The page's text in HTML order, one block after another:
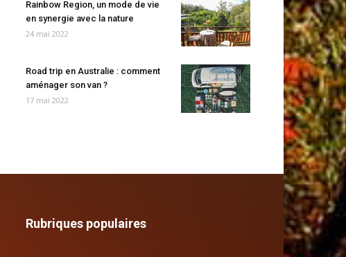
Rainbow Region, un mode de vie
en synergie avec la nature
24 mai 2022
Road trip en Australie : comment
aménager son van ?
17 mai 2022
Rubriques populaires